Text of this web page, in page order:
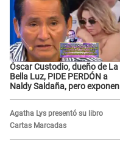
Óscar Custodio, dueño de La
Bella Luz, PIDE PERDÓN a
Naldy Saldaña, pero exponen
grabar"
Agatha Lys presentó su libro
Cartas Marcadas